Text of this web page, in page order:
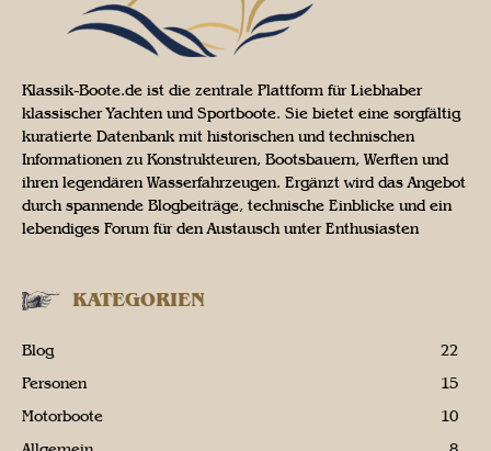
Klassik-Boote.de ist die zentrale Plattform für Liebhaber
klassischer Yachten und Sportboote. Sie bietet eine sorgfältig
kuratierte Datenbank mit historischen und technischen
Informationen zu Konstrukteuren, Bootsbauern, Werften und
ihren legendären Wasserfahrzeugen. Ergänzt wird das Angebot
durch spannende Blogbeiträge, technische Einblicke und ein
lebendiges Forum für den Austausch unter Enthusiasten
KATEGORIEN
Blog
22
Personen
15
Motorboote
10